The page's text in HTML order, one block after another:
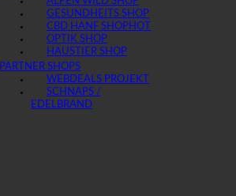
GESUNDHEITS SHOP
CBD HANF SHOP
OPTIK SHOP
HAUSTIER SHOP
PARTNER SHOPS
WEBDEALS PROJEKT
SCHNAPS /
EDELBRAND